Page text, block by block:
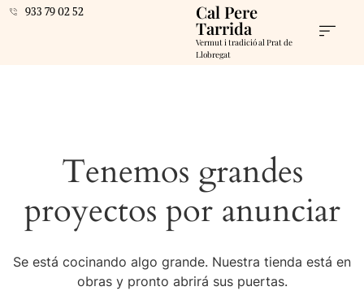
933 79 02 52 Cal Pere
Tarrida
Vermut i tradició al Prat de
Llobregat
Tenemos grandes
proyectos por anunciar
Se está cocinando algo grande. Nuestra tienda está en
obras y pronto abrirá sus puertas.